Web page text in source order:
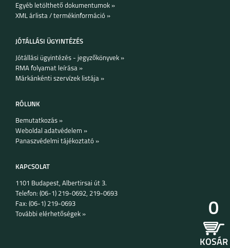
Egyéb letölthető dokumentumok »
XML árlista / termékinformáció »
JÓTÁLLÁSI ÜGYINTÉZÉS
Jótállási ügyintézés - jegyzőkönyvek »
RMA folyamat leírása »
Márkánkénti szervízek listája »
RÓLUNK
Bemutatkozás »
Weboldal adatvédelem »
Panaszvédelmi tájékoztató »
KAPCSOLAT
1101 Budapest, Albertirsai út 3.
Telefon: (06-1) 219-0692, 219-0693
Fax: (06-1) 219-0693
További elérhetőségek »
0
KOSÁR